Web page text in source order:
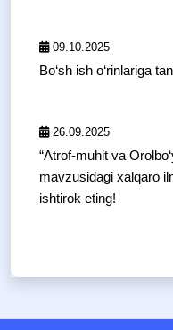
09.10.2025
Bo‘sh ish o‘rinlariga
26.09.2025
“Atrof-muhit va
mavzusidagi xalqaro
ishtirok eting!